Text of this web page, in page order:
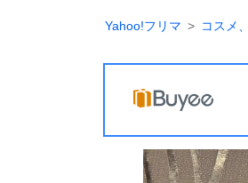
Yahoo!フリマ コスメ